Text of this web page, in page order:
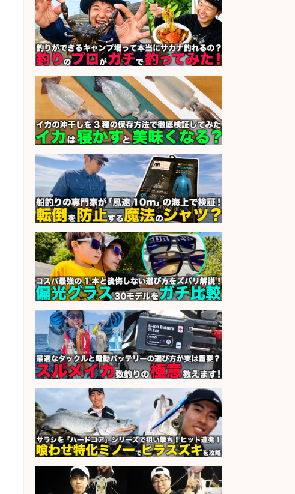
ーの物流事務・営業アシスタント/
小野駅徒歩6分/「時給1,300円」/大
型連休あり×残業なし×土日祝休み/
滋賀県
会社名 株式会社ホットスタッフ滋賀
sponsored by 求人ボックス
和食, 居酒屋/キッチンスタッフ/天草
の魚と馬刺しの店 キッチンスタッフ
正社員募集
会社名
天草の魚と馬刺しの店 魚粋 天草
の魚と馬刺しの店 魚粋
sponsored by 求人ボックス
和食, 日本料理・懐石料理/店長・店
長候補/ライブ感が満載!魚の価値を
上げ、食とエンタメで地域を元気に!
店長候補募集
会社名
魚と肴 いとおかし 魚と肴 いとお
かし
sponsored by 求人ボックス
日払いOKで即日収入/販売スタッフ/
「調理なし・軽作業スタート」お魚
のパック詰め&品出し/週4日から勤
務OK/希望休が取得できる/広島県
会社名 株式会社ホットスタッフ五日市
sponsored by 求人ボックス
居酒屋, 和食/キッチンスタッフ/豊洲
市場直送の新鮮な魚をお客様に届け